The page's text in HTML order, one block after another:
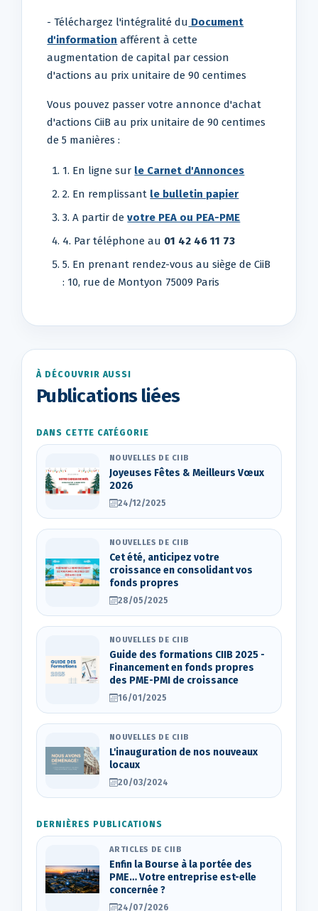
- Téléchargez l'intégralité du Document
d'information afférent à cette
augmentation de capital par cession
d'actions au prix unitaire de 90 centimes
Vous pouvez passer votre annonce d'achat
d'actions CiiB au prix unitaire de 90 centimes
de 5 manières :
1. En ligne sur le Carnet d'Annonces
2. En remplissant le bulletin papier
3. A partir devotre PEA ou PEA-PME
4. Par téléphone au 01 42 46 11 73
5. En prenant rendez-vous au siège de CiiB
: 10, rue de Montyon 75009 Paris
À DÉCOUVRIR AUSSI
Publications liées
DANS CETTE CATÉGORIE
NOUVELLES DE CIIB
Joyeuses Fêtes & Meilleurs Vœux
2026
24/12/2025
NOUVELLES DE CIIB
Cet été, anticipez votre
croissance en consolidant vos
fonds propres
28/05/2025
NOUVELLES DE CIIB
Guide des formations CIIB 2025 -
Financement en fonds propres
des PME-PMI de croissance
16/01/2025
NOUVELLES DE CIIB
L'inauguration de nos nouveaux
locaux
20/03/2024
DERNIÈRES PUBLICATIONS
ARTICLES DE CIIB
Enfin la Bourse à la portée des
PME… Votre entreprise est-elle
concernée ?
24/07/2026